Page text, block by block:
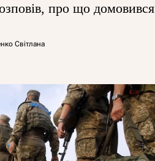
про що домовився
Світлана